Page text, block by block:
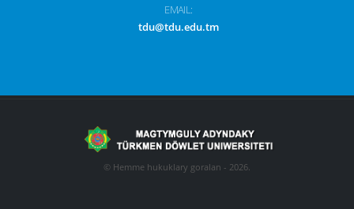
EMAIL:
tdu@tdu.edu.tm
© Hemme hukuklary goralan - 2026.